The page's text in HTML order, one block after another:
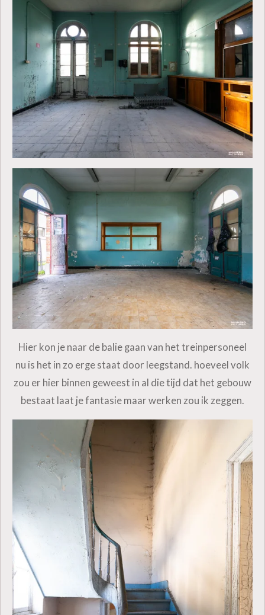
Hier kon je naar de balie gaan van het treinpersoneel
nu is het in zo erge staat door leegstand. hoeveel volk
zou er hier binnen geweest in al die tijd dat het gebouw
bestaat laat je fantasie maar werken zou ik zeggen.